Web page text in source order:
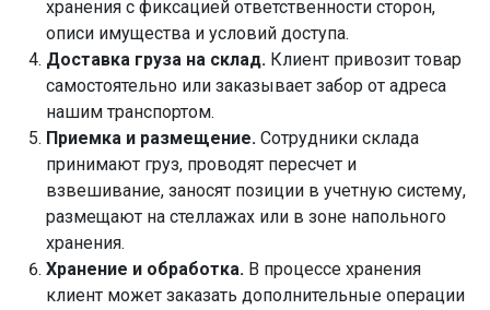
хранения с фиксацией ответственности сторон,
описи имущества и условий доступа.
Доставка груза на склад. Клиент привозит товар
самостоятельно или заказывает забор от адреса
нашим транспортом.
Приемка и размещение. Сотрудники склада
принимают груз, проводят пересчет и
взвешивание, заносят позиции в учетную систему,
размещают на стеллажах или в зоне напольного
хранения.
Хранение и обработка. В процессе хранения
клиент может заказать дополнительные операции